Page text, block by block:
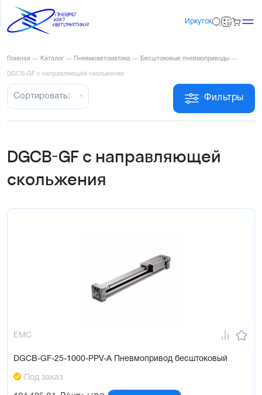
Иркутск
Главная — Каталог — Пневмоавтоматика — Бесштоковые пневмоприводы —
DGCB-GF c направляющей скольжения
Фильтры
Сортировать:
DGCB-GF c направляющей
скольжения
EMC
DGCB-GF-25-1000-PPV-A Пневмопривод бесштоковый
Под заказ